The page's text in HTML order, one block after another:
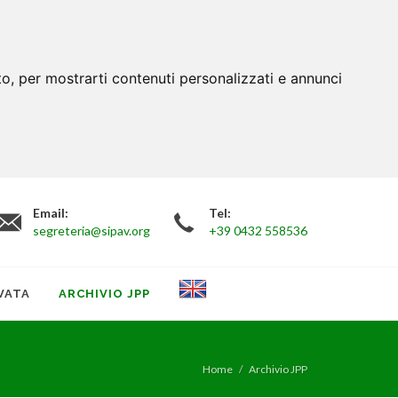
per mostrarti contenuti personalizzati e annunci
Email:
segreteria@sipav.org
Tel:
+39 0432 558536
ARCHIVIO JPP
Home Archivio JPP